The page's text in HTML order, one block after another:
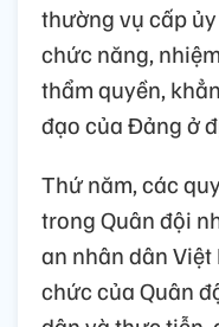
thường vụ cấp
chức năng,
thẩm quyền,
đạo của Đảng ở
Thứ năm, các
trong Quân đội
an nhân dân
chức của Quân